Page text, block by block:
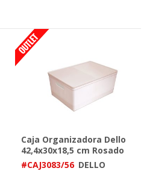
Caja Organizadora Dello
42,4x30x18,5 cm Rosado
#CAJ3083/56 DELLO